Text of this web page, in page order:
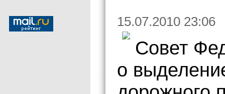
15.07.2010 23:06
Совет
о